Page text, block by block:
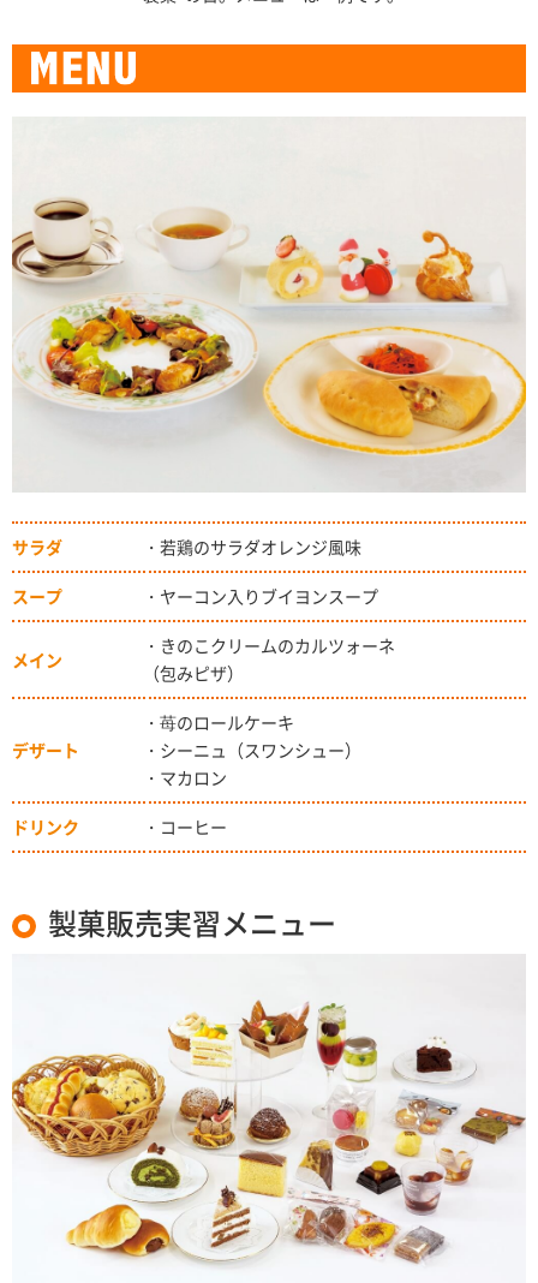
サラダ ・若鶏のサラダオレンジ風味
スープ ・ヤーコン入りブイヨンスープ
メイン
・きのこクリームのカルツォーネ
（包みピザ）
デザート
・苺のロールケーキ
・シーニュ（スワンシュー）
・マカロン
ドリンク ・コーヒー
製菓販売実習メニュー